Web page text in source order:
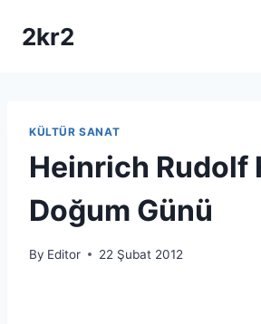
2kr2
KÜLTÜR SANAT
Heinrich Rudolf
Doğum Günü
By Editor 22 Şubat 2012